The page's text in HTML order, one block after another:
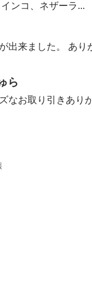
ンコ、ネザーラ...
出来ました。 あり
ら
なお取り引きあり